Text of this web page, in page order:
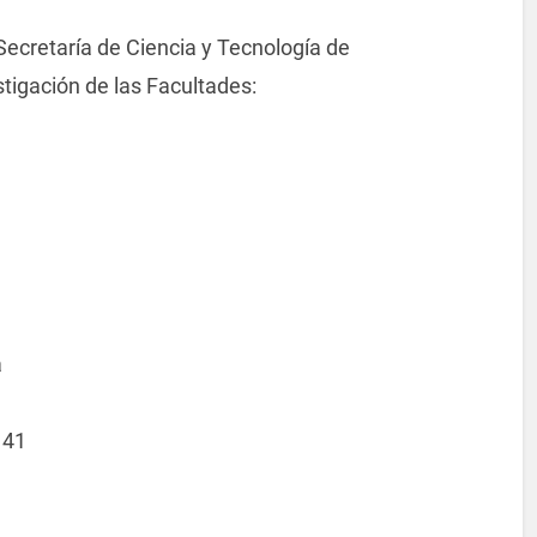
de Ciencia y Tecnología de
de las Facultades: